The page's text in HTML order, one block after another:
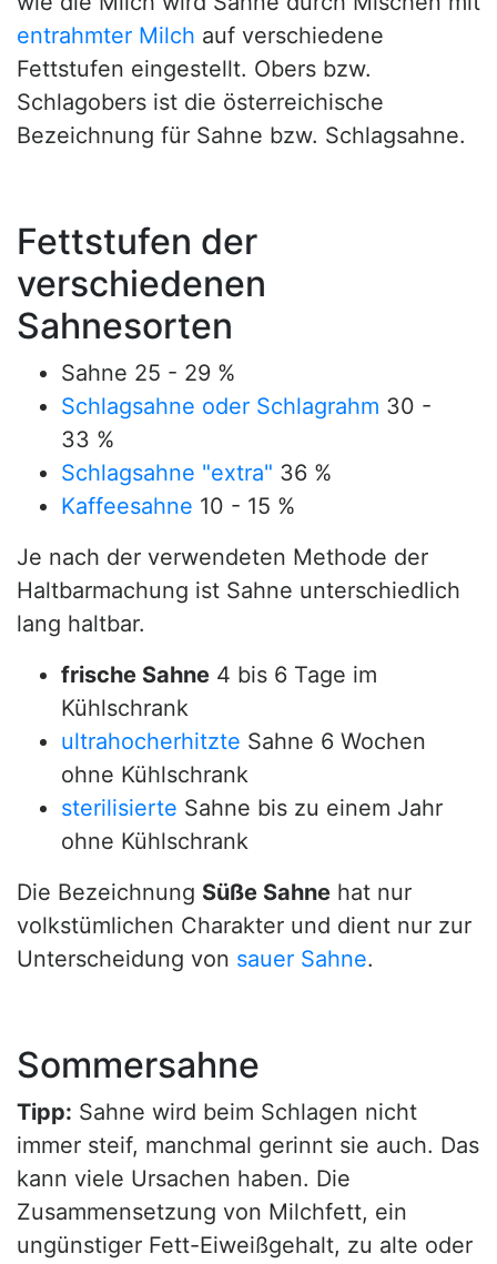
entrahmter Milch auf verschiedene
Fettstufen eingestellt. Obers bzw.
Schlagobers ist die österreichische
Bezeichnung für Sahne bzw. Schlagsahne.
Fettstufen der
verschiedenen
Sahnesorten
Sahne 25 - 29 %
Schlagsahne oder Schlagrahm 30 -
33 %
Schlagsahne "extra" 36 %
Kaffeesahne 10 - 15 %
Je nach der verwendeten Methode der
Haltbarmachung ist Sahne unterschiedlich
lang haltbar.
frische Sahne 4 bis 6 Tage im
Kühlschrank
ultrahocherhitzte Sahne 6 Wochen
ohne Kühlschrank
sterilisierte Sahne bis zu einem Jahr
ohne Kühlschrank
Die Bezeichnung Süße Sahne hat nur
volkstümlichen Charakter und dient nur zur
Unterscheidung von sauer Sahne.
Sommersahne
Tipp: Sahne wird beim Schlagen nicht
immer steif, manchmal gerinnt sie auch. Das
kann viele Ursachen haben. Die
Zusammensetzung von Milchfett, ein
ungünstiger Fett-Eiweißgehalt, zu alte oder